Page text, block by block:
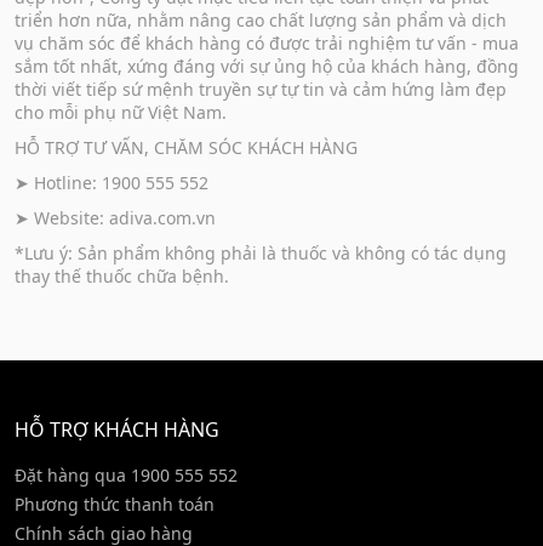
triển hơn nữa, nhằm nâng cao chất lượng sản phẩm và dịch
vụ chăm sóc để khách hàng có được trải nghiệm tư vấn - mua
sắm tốt nhất, xứng đáng với sự ủng hộ của khách hàng, đồng
thời viết tiếp sứ mệnh truyền sự tự tin và cảm hứng làm đẹp
cho mỗi phụ nữ Việt Nam.
HỖ TRỢ TƯ VẤN, CHĂM SÓC KHÁCH HÀNG
➤ Hotline: 1900 555 552
➤ Website: adiva.com.vn
*Lưu ý: Sản phẩm không phải là thuốc và không có tác dụng
thay thế thuốc chữa bệnh.
HỖ TRỢ KHÁCH HÀNG
Đặt hàng qua 1900 555 552
Phương thức thanh toán
Chính sách giao hàng